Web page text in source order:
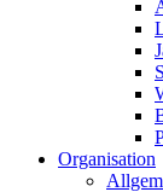
Organisation